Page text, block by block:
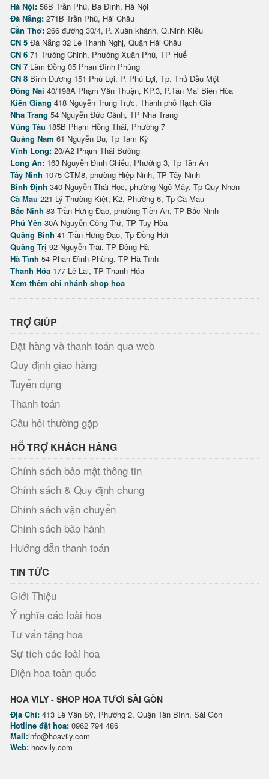
Hà Nội: 56B Trần Phú, Ba Đình, Hà Nội
Đà Nẵng: 271B Trần Phú, Hải Châu
Cần Thơ: 266 đường 30/4, P. Xuân khánh, Q.Ninh Kiều
CN 5 Đà Nẵng 32 Lê Thanh Nghị, Quận Hải Châu
CN 6 71 Trường Chinh, Phường Xuân Phú, TP Huế
CN 7 Lâm Đồng 05 Phan Đình Phùng
CN 8 Bình Dương 151 Phú Lợi, P. Phú Lợi, Tp. Thủ Dầu Một
Đồng Nai 40/198A Phạm Văn Thuận, KP.3, P.Tân Mai Biên Hòa
Kiên Giang 418 Nguyễn Trung Trực, Thành phố Rạch Giá
Nha Trang 54 Nguyễn Đức Cảnh, TP Nha Trang
Vũng Tàu 185B Phạm Hồng Thái, Phường 7
Quảng Nam 61 Nguyễn Du, Tp Tam Kỳ
Vĩnh Long: 20/A2 Phạm Thái Bường
Long An: 163 Nguyễn Đình Chiểu, Phường 3, Tp Tân An
Tây Ninh 1075 CTM8, phường Hiệp Ninh, TP Tây Ninh
Bình Định 340 Nguyễn Thái Học, phường Ngô Mây, Tp Quy Nhơn
Cà Mau 221 Lý Thường Kiệt, K2, Phường 6, Tp Cà Mau
Bắc Ninh 83 Trần Hưng Đạo, phường Tiền An, TP Bắc Ninh
Phú Yên 30A Nguyễn Công Trứ, TP Tuy Hòa
Quảng Bình 41 Trần Hưng Đạo, Tp Đồng Hới
Quảng Trị 92 Nguyễn Trãi, TP Đông Hà
Hà Tĩnh 54 Phan Đình Phùng, TP Hà Tĩnh
Thanh Hóa 177 Lê Lai, TP Thanh Hóa
Xem thêm chi nhánh shop hoa
TRỢ GIÚP
Đặt hàng và thanh toán qua web
Quy định giao hàng
Tuyển dụng
Thanh toán
Câu hỏi thường gặp
HỖ TRỢ KHÁCH HÀNG
Chính sách bảo mật thông tin
Chính sách & Quy định chung
Chính sách vận chuyển
Chính sách bảo hành
Hướng dẫn thanh toán
TIN TỨC
Giới Thiệu
Ý nghĩa các loài hoa
Tư vấn tặng hoa
Sự tích các loài hoa
Điện hoa toàn quốc
HOA VILY - SHOP HOA TƯƠI SÀI GÒN
Địa Chỉ: 413 Lê Văn Sỹ, Phường 2, Quận Tân Bình, Sài Gòn
Hotline đặt hoa: 0962 794 486
Mail:info@hoavily.com
Web: hoavily.com